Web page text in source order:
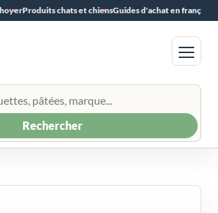
Produits chats et chiensGuides d'achat en français
Rechercher
Menu